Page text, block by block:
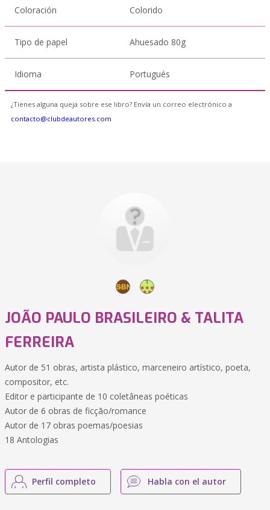
Coloración Colorido
Tipo de papel Ahuesado 80g
Idioma Portugués
¿Tienes alguna queja sobre ese libro? Envía un correo electrónico a
contacto@clubdeautores.com
JOÃO PAULO BRASILEIRO & TALITA
FERREIRA
Autor de 51 obras, artista plástico, marceneiro artístico, poeta,
compositor, etc.
Editor e participante de 10 coletâneas poéticas
Autor de 6 obras de ficção/romance
Autor de 17 obras poemas/poesias
18 Antologias
Perfil completo Habla con el autor